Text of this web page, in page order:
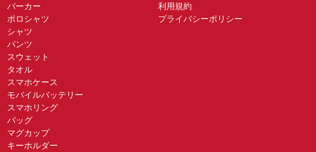
パーカー
ポロシャツ
シャツ
パンツ
スウェット
タオル
スマホケース
モバイルバッテリー
スマホリング
バッグ
マグカップ
キーホルダー
利用規約
プライバシーポリシー